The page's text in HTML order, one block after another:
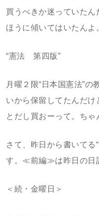
買うべきか迷っていたん
ほうに傾いてはいたんよ
“憲法 第四版”
月曜２限“日本国憲法”
いから保留してたんだけ
とだし買おーって。ちゃ
さて、昨日から書いてる
す。≪前編≫は昨日の日
＜続・金曜日＞